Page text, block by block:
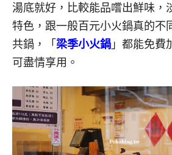
湯底就好，比較能品嚐出鮮味，
特色，跟一般百元小火鍋真的不
共鍋，「 梁季小火鍋 」都能免費
可盡情享用。